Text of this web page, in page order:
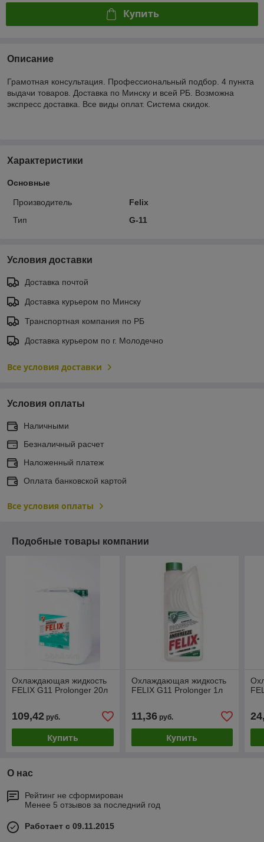
Купить
Описание
Грамотная консультация. Профессиональный подбор. 4 пункта
выдачи товаров. Доставка по Минску и всей РБ. Возможна
экспресс доставка. Все виды оплат. Система скидок.
Характеристики
Основные
Производитель
Felix
Тип
G-11
Условия доставки
Доставка почтой
Доставка курьером по Минску
Транспортная компания по РБ
Доставка курьером по г. Молодечно
Все условия доставки
Условия оплаты
Наличными
Безналичный расчет
Наложенный платеж
Оплата банковской картой
Все условия оплаты
Подобные товары компании
Охлаждающая жидкость
FELIX G11 Prolonger 20л
109,42 руб.
Купить
Охлаждающая жидкость
FELIX G11 Prolonger 1л
11,36руб.
Купить
О нас
Рейтинг не сформирован
Менее 5 отзывов за последний год
Работает с 09.11.2015